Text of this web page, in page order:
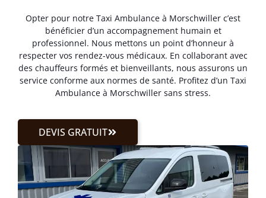
Opter pour notre Taxi Ambulance à Morschwiller c’est
bénéficier d’un accompagnement humain et
professionnel. Nous mettons un point d’honneur à
respecter vos rendez-vous médicaux. En collaborant avec
des chauffeurs formés et bienveillants, nous assurons un
service conforme aux normes de santé. Profitez d’un Taxi
Ambulance à Morschwiller sans stress.
DEVIS GRATUIT